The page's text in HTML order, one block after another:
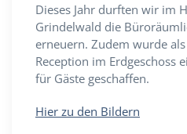
Dieses Jahr durften wir im
Grindelwald die
erneuern. Zudem wurde
Reception im Erdgeschoss
für Gäste geschaffen.
Hier zu den Bildern